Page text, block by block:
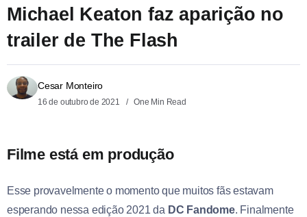
Michael Keaton faz aparição no
trailer de The Flash
Cesar Monteiro
16 de outubro de 2021 One Min Read
Filme está em produção
Esse provavelmente o momento que muitos fãs estavam
esperando nessa edição 2021 da DC Fandome. Finalmente